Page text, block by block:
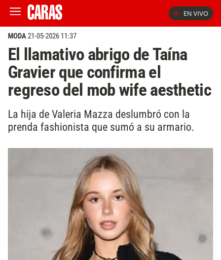
EN VIVO
MODA21-05-2026 11:37
El llamativo abrigo de Taína
Gravier que confirma el
regreso del mob wife aesthetic
La hija de Valeria Mazza deslumbró con la
prenda fashionista que sumó a su armario.